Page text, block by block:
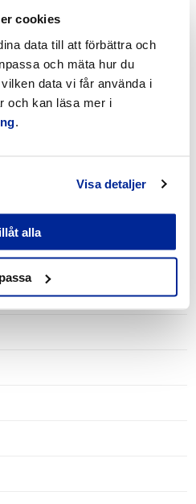
cookies
data till att förbättra och
och mäta hur du
data vi får använda i
och kan läsa mer i
Visa detaljer
alla